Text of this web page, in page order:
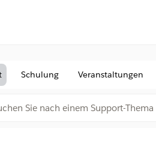
Schulung Veranstaltungen